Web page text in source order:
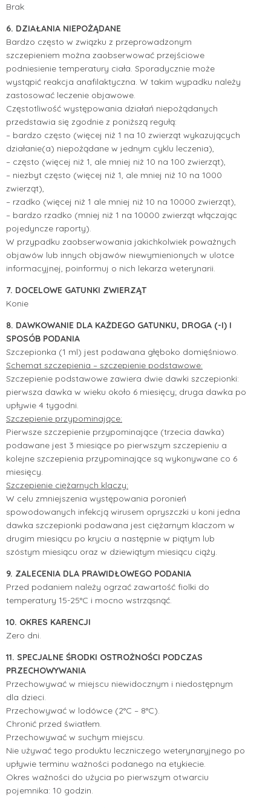
Brak
6. DZIAŁANIA NIEPOŻĄDANE
Bardzo często w związku z przeprowadzonym
szczepieniem można zaobserwować przejściowe
podniesienie temperatury ciała. Sporadycznie może
wystąpić reakcja anafilaktyczna. W takim wypadku należy
zastosować leczenie objawowe.
Częstotliwość występowania działań niepożądanych
przedstawia się zgodnie z poniższą regułą:
– bardzo często (więcej niż 1 na 10 zwierząt wykazujących
działanie(a) niepożądane w jednym cyklu leczenia),
– często (więcej niż 1, ale mniej niż 10 na 100 zwierząt),
– niezbyt często (więcej niż 1, ale mniej niż 10 na 1000
zwierząt),
– rzadko (więcej niż 1 ale mniej niż 10 na 10000 zwierząt),
– bardzo rzadko (mniej niż 1 na 10000 zwierząt włączając
pojedyncze raporty).
W przypadku zaobserwowania jakichkolwiek poważnych
objawów lub innych objawów niewymienionych w ulotce
informacyjnej, poinformuj o nich lekarza weterynarii.
7. DOCELOWE GATUNKI ZWIERZĄT
Konie
8. DAWKOWANIE DLA KAŻDEGO GATUNKU, DROGA (-I) I
SPOSÓB PODANIA
Szczepionka (1 ml) jest podawana głęboko domięśniowo.
Schemat szczepienia – szczepienie podstawowe:
Szczepienie podstawowe zawiera dwie dawki szczepionki:
pierwsza dawka w wieku około 6 miesięcy; druga dawka po
upływie 4 tygodni.
Szczepienie przypominające:
Pierwsze szczepienie przypominające (trzecia dawka)
podawane jest 3 miesiące po pierwszym szczepieniu a
kolejne szczepienia przypominające są wykonywane co 6
miesięcy.
Szczepienie ciężarnych klaczy:
W celu zmniejszenia występowania poronień
spowodowanych infekcją wirusem opryszczki u koni jedna
dawka szczepionki podawana jest ciężarnym klaczom w
drugim miesiącu po kryciu a następnie w piątym lub
szóstym miesiącu oraz w dziewiątym miesiącu ciąży.
9. ZALECENIA DLA PRAWIDŁOWEGO PODANIA
Przed podaniem należy ogrzać zawartość fiolki do
temperatury 15-25°C i mocno wstrząsnąć.
10. OKRES KARENCJI
Zero dni.
11. SPECJALNE ŚRODKI OSTROŻNOŚCI PODCZAS
PRZECHOWYWANIA
Przechowywać w miejscu niewidocznym i niedostępnym
dla dzieci.
Przechowywać w lodówce (2°C – 8°C).
Chronić przed światłem.
Przechowywać w suchym miejscu.
Nie używać tego produktu leczniczego weterynaryjnego po
upływie terminu ważności podanego na etykiecie.
Okres ważności do użycia po pierwszym otwarciu
pojemnika: 10 godzin.